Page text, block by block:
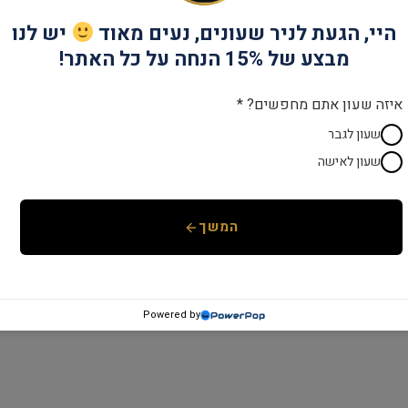
היי, הגעת לניר שעונים, נעים מאוד
יש לנו
מבצע של 15% הנחה על כל האתר!
איזה שעון אתם מחפשים? *
שעון לגבר
שעון לאישה
המשך
Powered by